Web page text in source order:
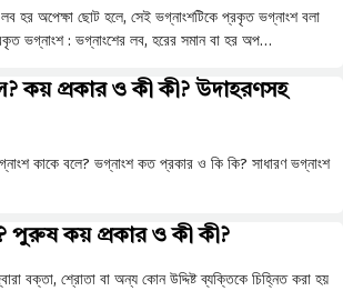
হর অপেক্ষা ছােট হলে, সেই ভগ্নাংশটিকে প্রকৃত ভগ্নাংশ বলা
ভগ্নাংশ : ভগ্নাংশের লব, হরের সমান বা হর অপ…
কয় প্রকার ও কী কী? উদাহরণসহ
কাকে বলে? ভগ্নাংশ কত প্রকার ও কি কি? সাধারণ ভগ্নাংশ
পুরুষ কয় প্রকার ও কী কী?
বক্তা, শ্রোতা বা অন্য কোন উদ্দিষ্ট ব্যক্তিকে চিহ্নিত করা হয়